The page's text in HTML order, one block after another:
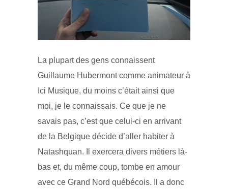
La plupart des gens connaissent
Guillaume Hubermont comme animateur à
Ici Musique, du moins c’était ainsi que
moi, je le connaissais. Ce que je ne
savais pas, c’est que celui-ci en arrivant
de la Belgique décide d’aller habiter à
Natashquan. Il exercera divers métiers là-
bas et, du même coup, tombe en amour
avec ce Grand Nord québécois. Il a donc